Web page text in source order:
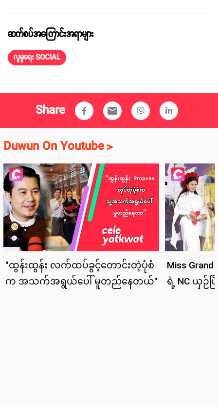
ဆက်စပ်အကြောင်းအရာများ
လူမှုရေး SOCIAL
Share email
Duwun On Youtube>